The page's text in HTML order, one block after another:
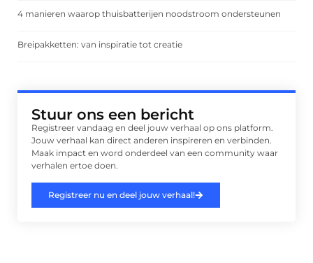
4 manieren waarop thuisbatterijen noodstroom ondersteunen
Breipakketten: van inspiratie tot creatie
Stuur ons een bericht
Registreer vandaag en deel jouw verhaal op ons platform.
Jouw verhaal kan direct anderen inspireren en verbinden.
Maak impact en word onderdeel van een community waar
verhalen ertoe doen.
Registreer nu en deel jouw verhaal!